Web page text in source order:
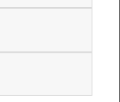
Content
im
zulassen
zulassen